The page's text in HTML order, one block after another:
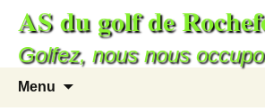
AS du golf de
Golfez, nous nous
Menu